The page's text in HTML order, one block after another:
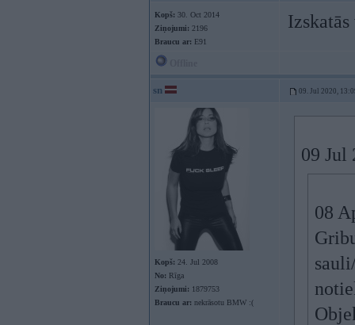
Kopš: 30. Oct 2014
Ziņojumi: 2196
Braucu ar: E91
sn 09. Jul 2020,
Kopš: 24. Jul 2008
No: Rīga
Ziņojumi: 1879753
Braucu ar: nekrāsotu BMW :(
09 Jul
08